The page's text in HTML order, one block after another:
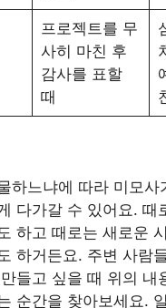
프로젝트를 무
사히 마친 후
감사를 표할
때
하느냐에 따라 미모사
다가갈 수 있어요. 때
하고 때로는 새로운
하거든요. 주변 사람
들고 싶을 때 위의 내
순간을 찾아보세요.